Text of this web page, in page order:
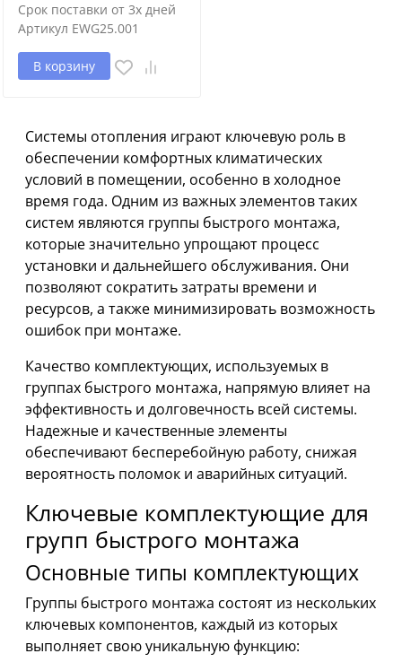
Срок поставки от 3х дней
Артикул EWG25.001
В корзину
Системы отопления играют ключевую роль в
обеспечении комфортных климатических
условий в помещении, особенно в холодное
время года. Одним из важных элементов таких
систем являются группы быстрого монтажа,
которые значительно упрощают процесс
установки и дальнейшего обслуживания. Они
позволяют сократить затраты времени и
ресурсов, а также минимизировать возможность
ошибок при монтаже.
Качество комплектующих, используемых в
группах быстрого монтажа, напрямую влияет на
эффективность и долговечность всей системы.
Надежные и качественные элементы
обеспечивают бесперебойную работу, снижая
вероятность поломок и аварийных ситуаций.
Ключевые комплектующие для
групп быстрого монтажа
Основные типы комплектующих
Группы быстрого монтажа состоят из нескольких
ключевых компонентов, каждый из которых
выполняет свою уникальную функцию: